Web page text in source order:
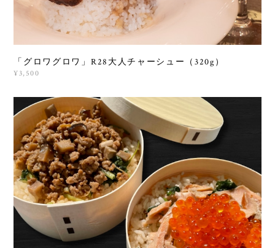
「グロワグロワ」R28大人チャーシュー（320g）
¥3,500